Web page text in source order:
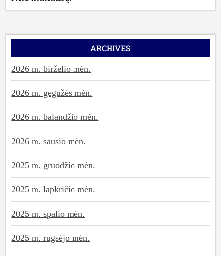
ARCHIVES
2026 m. birželio mėn.
2026 m. gegužės mėn.
2026 m. balandžio mėn.
2026 m. sausio mėn.
2025 m. gruodžio mėn.
2025 m. lapkričio mėn.
2025 m. spalio mėn.
2025 m. rugsėjo mėn.